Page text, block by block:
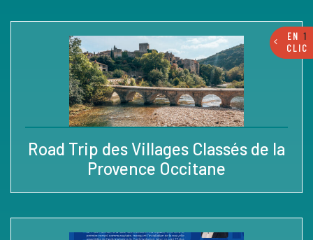
Road Trip des Villages Classés de la
Provence Occitane
EN1
CLIC